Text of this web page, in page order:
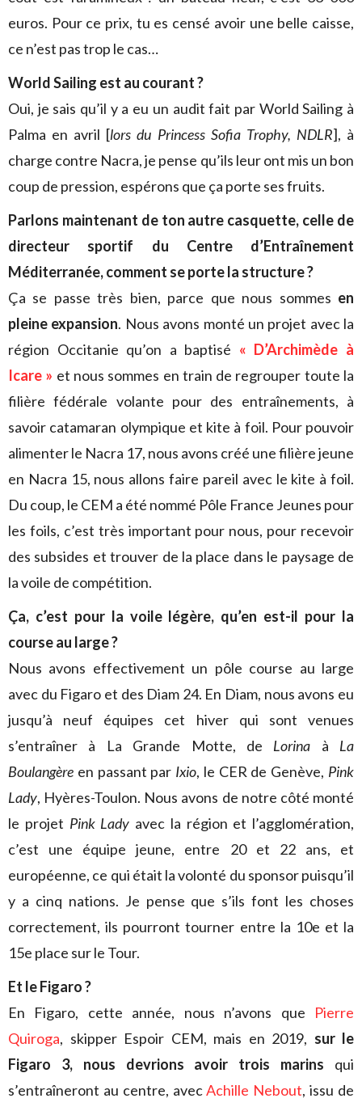
euros. Pour ce prix, tu es censé avoir une belle caisse,
ce n’est pas trop le cas…
World Sailing est au courant ?
Oui, je sais qu’il y a eu un audit fait par World Sailing à
Palma en avril [lors du Princess Sofia Trophy, NDLR], à
charge contre Nacra, je pense qu’ils leur ont mis un bon
coup de pression, espérons que ça porte ses fruits.
Parlons maintenant de ton autre casquette, celle de
directeur sportif du Centre d’Entraînement
Méditerranée, comment se porte la structure ?
Ça se passe très bien, parce que nous sommes en
pleine expansion. Nous avons monté un projet avec la
région Occitanie qu’on a baptisé « D’Archimède à
Icare » et nous sommes en train de regrouper toute la
filière fédérale volante pour des entraînements, à
savoir catamaran olympique et kite à foil. Pour pouvoir
alimenter le Nacra 17, nous avons créé une filière jeune
en Nacra 15, nous allons faire pareil avec le kite à foil.
Du coup, le CEM a été nommé Pôle France Jeunes pour
les foils, c’est très important pour nous, pour recevoir
des subsides et trouver de la place dans le paysage de
la voile de compétition.
Ça, c’est pour la voile légère, qu’en est-il pour la
course au large ?
Nous avons effectivement un pôle course au large
avec du Figaro et des Diam 24. En Diam, nous avons eu
jusqu’à neuf équipes cet hiver qui sont venues
s’entraîner à La Grande Motte, de Lorina à La
Boulangère en passant par Ixio, le CER de Genève, Pink
Lady, Hyères-Toulon. Nous avons de notre côté monté
le projet Pink Lady avec la région et l’agglomération,
c’est une équipe jeune, entre 20 et 22 ans, et
européenne, ce qui était la volonté du sponsor puisqu’il
y a cinq nations. Je pense que s’ils font les choses
correctement, ils pourront tourner entre la 10e et la
15e place sur le Tour.
Et le Figaro ?
En Figaro, cette année, nous n’avons que Pierre
Quiroga, skipper Espoir CEM, mais en 2019, sur le
Figaro 3, nous devrions avoir trois marins qui
s’entraîneront au centre, avecAchille Nebout, issu de